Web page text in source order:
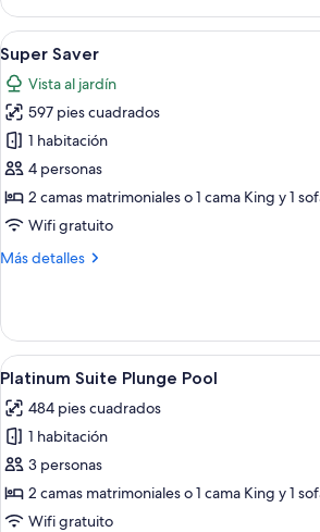
Club
Deluxe
Abrir
todas
las
fotos
de
Super
Saver
3
Super Saver
Vista al jardín
597 pies cuadrados
1 habitación
4 personas
2 camas matrimoniales o 1 cama King y 1
Wifi gratuito
Más detalles
Más
Saver
Abrir
todas
las
fotos
de
Platinum
Suite
Platinum
7
Platinum Suite Plunge Pool
484 pies cuadrados
1 habitación
3 personas
2 camas matrimoniales o 1 cama King y 1
Wifi gratuito